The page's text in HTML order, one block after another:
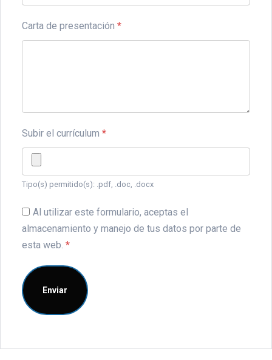
Carta de presentación *
Subir el currículum *
Tipo(s) permitido(s): .pdf, .doc, .docx
Al utilizar este formulario, aceptas el
almacenamiento y manejo de tus datos por parte de
esta web. *